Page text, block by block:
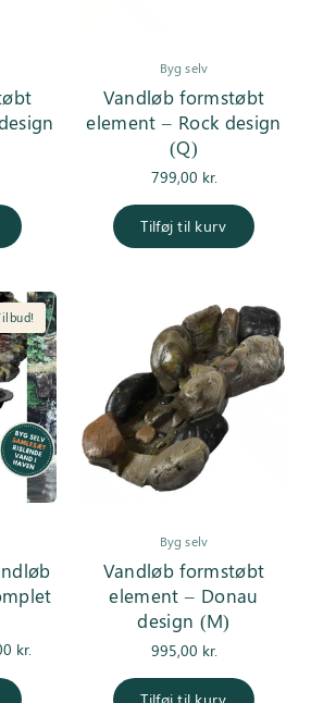
Byg selv
Vandløb formstøbt
element – Rock design
(Q)
799,00 kr.
Tilføj til kurv
kr.
Byg selv
Vandløb formstøbt
element – Donau
design (M)
995,00 kr.